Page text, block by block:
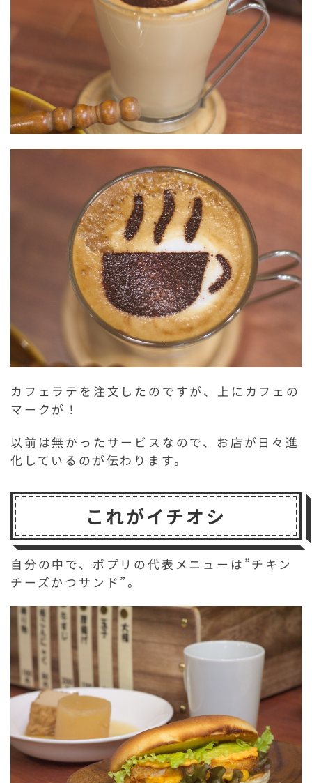
カフェラテを注文したのですが、上にカフェの
マークが！
以前は無かったサービスなので、お店が日々進
化しているのが伝わります。
これがイチオシ
自分の中で、ポプリの代表メニューは”チキン
チーズかつサンド”。